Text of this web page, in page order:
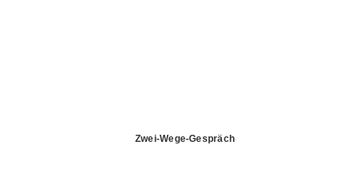
Zwei-Wege-Gespräch